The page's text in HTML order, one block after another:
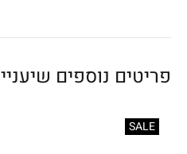
פריטים נוספים
SALE